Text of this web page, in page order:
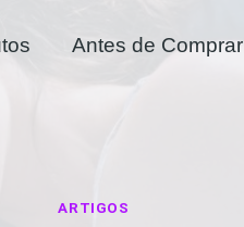
Antes de Comprar
ARTIGOS